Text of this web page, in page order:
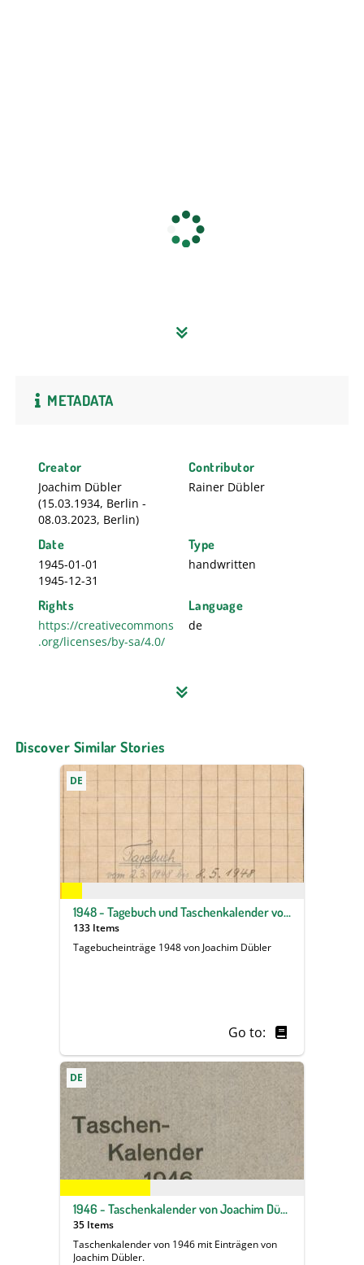
METADATA
Creator
Joachim Dübler
(15.03.1934, Berlin -
08.03.2023, Berlin)
Contributor
Rainer Dübler
Date
1945-01-01
1945-12-31
Type
handwritten
Rights
https://creativecommons
.org/licenses/by-sa/4.0/
Language
de
Discover Similar Stories
DE
1948 - Tagebuch und Taschenkalender von Joachim Dübler aus Berlin
133 Items
Tagebucheinträge 1948 von Joachim Dübler
Go to:
DE
1946 - Taschenkalender von Joachim Dübler aus Berlin
35 Items
Taschenkalender von 1946 mit Einträgen von
Joachim Dübler.